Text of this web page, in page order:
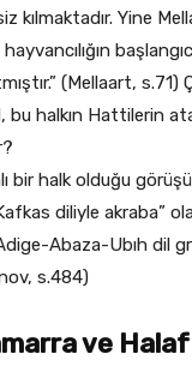
kılmaktadır. Yine
(Mellaart,
bu halkın Hattilerin
bir halk olduğu
diliyle akraba”
Abaza-Ubıh dil
s.484)
ve